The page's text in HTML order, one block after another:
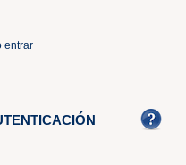
entrar